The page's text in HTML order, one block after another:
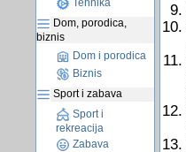
Tehnika
Dom, porodica,
biznis
Dom i porodica
Biznis
Sport i zabava
Sport i
rekreacija
Zabava